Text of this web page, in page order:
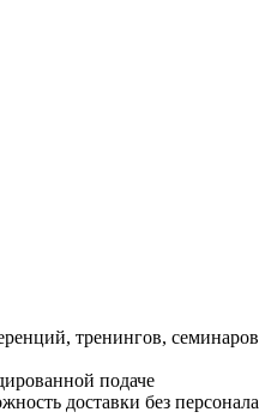
тренингов, семинаров
подаче
доставки без персонала